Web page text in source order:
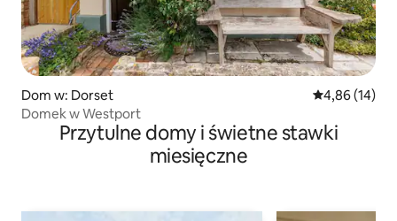
Dom w: Dorset Średnia
4,86 (14)
Domek w Westport
Przytulne domy i świetne stawki
miesięczne